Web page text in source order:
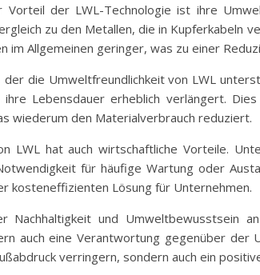
Vorteil der LWL-Technologie ist ihre
zu den Metallen, die in Kupferkabeln
im Allgemeinen geringer, was zu einer
die Umweltfreundlichkeit von LWL
Lebensdauer erheblich verlängert.
wiederum den Materialverbrauch reduziert.
LWL hat auch wirtschaftliche Vorteile.
für häufige Wartung oder
kosteneffizienten Lösung für Unternehmen.
und Umweltbewusstsein
auch eine Verantwortung gegenüber
verringern, sondern auch ein